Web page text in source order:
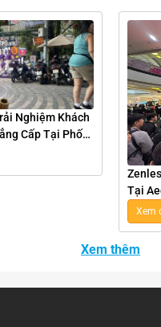
Nghiệm Khách
Cấp Tại Phố
Tại
Xem
Xem thêm